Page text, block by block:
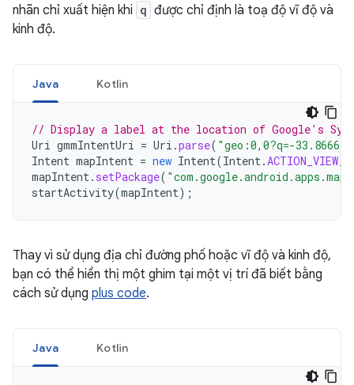
nhãn chỉ xuất hiện khi q được chỉ định là toạ độ vĩ độ và
kinh độ.
Java Kotlin
// Display a label at the location of Google's
Uri gmmIntentUri = Uri .parse( "geo:0,0?q=-
Intent mapIntent = new Intent(Intent.ACTION_VIEW,
mapIntent. setPackage(
startActivity(mapIntent);
Thay vì sử dụng địa chỉ đường phố hoặc vĩ độ và kinh độ,
bạn có thể hiển thị một ghim tại một vị trí đã biết bằng
cách sử dụng plus code.
Java Kotlin